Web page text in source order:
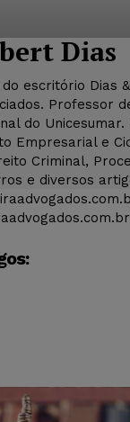
Dias
escritório Dias
Professor
do
Empresarial e
Criminal,
e diversos